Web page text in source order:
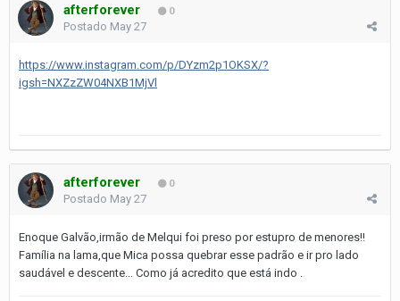
afterforever 0
Postado May 27
https://www.instagram.com/p/DYzm2p1OKSX/?
igsh=NXZzZW04NXB1MjVl
afterforever 0
Postado May 27
Enoque Galvão,irmão de Melqui foi preso por estupro de menores!!
Família na lama,que Mica possa quebrar esse padrão e ir pro lado
saudável e descente... Como já acredito que está indo .